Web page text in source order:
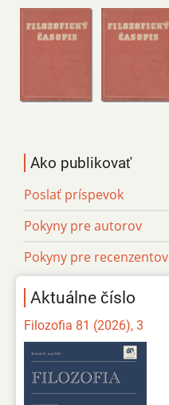
Ako publikovať
Poslať príspevok
Pokyny pre autorov
Pokyny pre recenzentov
Aktuálne číslo
Filozofia 81 (2026), 3